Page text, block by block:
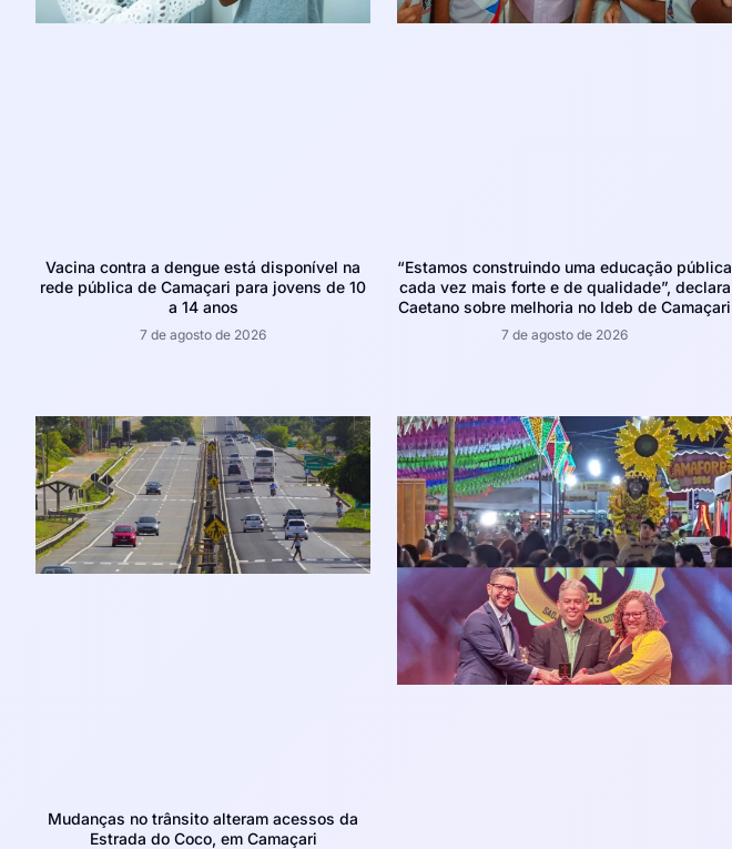
Vacina contra a dengue está disponível na
rede pública de Camaçari para jovens de 10
a 14 anos
7 de agosto de 2026
“Estamos construindo uma educação pública
cada vez mais forte e de qualidade”, declara
Caetano sobre melhoria no Ideb de Camaçari
7 de agosto de 2026
Mudanças no trânsito alteram acessos da
Estrada do Coco, em Camaçari